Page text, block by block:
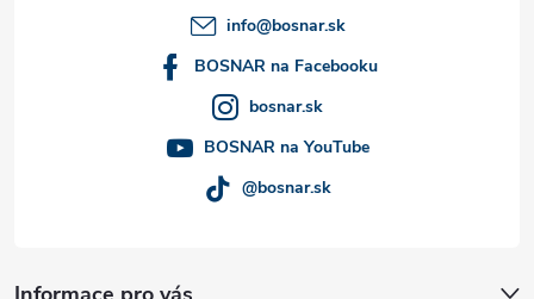
info@bosnar.sk
BOSNAR na Facebooku
bosnar.sk
BOSNAR na YouTube
@bosnar.sk